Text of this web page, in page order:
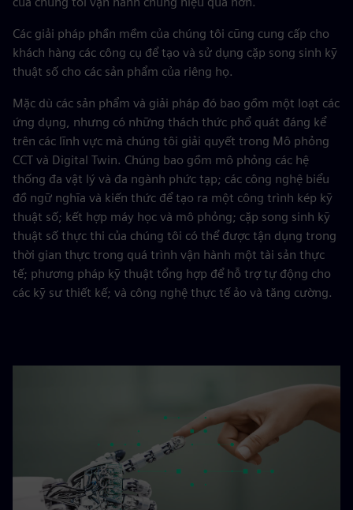
Các giải pháp phần mềm của chúng tôi cũng cung cấp cho
khách hàng các công cụ để tạo và sử dụng cặp song sinh kỹ
thuật số cho các sản phẩm của riêng họ.
Mặc dù các sản phẩm và giải pháp đó bao gồm một loạt các
ứng dụng, nhưng có những thách thức phổ quát đáng kể
trên các lĩnh vực mà chúng tôi giải quyết trong Mô phỏng
CCT và Digital Twin. Chúng bao gồm mô phỏng các hệ
thống đa vật lý và đa ngành phức tạp; các công nghệ biểu
đồ ngữ nghĩa và kiến thức để tạo ra một công trình kép kỹ
thuật số; kết hợp máy học và mô phỏng; cặp song sinh kỹ
thuật số thực thi của chúng tôi có thể được tận dụng trong
thời gian thực trong quá trình vận hành một tài sản thực
tế; phương pháp kỹ thuật tổng hợp để hỗ trợ tự động cho
các kỹ sư thiết kế; và công nghệ thực tế ảo và tăng cường.